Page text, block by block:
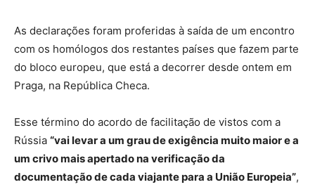
As declarações foram proferidas à saída de um encontro
com os homólogos dos restantes países que fazem parte
do bloco europeu, que está a decorrer desde ontem em
Praga, na República Checa.
Esse término do acordo de facilitação de vistos com a
Rússia “vai levar a um grau de exigência muito maior e a
um crivo mais apertado na verificação da
documentação de cada viajante para a União Europeia”,